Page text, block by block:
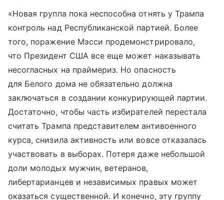
«Новая группа пока неспособна отнять у Трампа
контроль над Республиканской партией. Более
того, поражение Мэсси продемонстрировало,
что Президент США все еще может наказывать
несогласных на праймериз. Но опасность
для Белого дома не обязательно должна
заключаться в создании конкурирующей партии.
Достаточно, чтобы часть избирателей перестала
считать Трампа представителем антивоенного
курса, снизила активность или вовсе отказалась
участвовать в выборах. Потеря даже небольшой
доли молодых мужчин, ветеранов,
либертарианцев и независимых правых может
оказаться существенной. И конечно, эту группу